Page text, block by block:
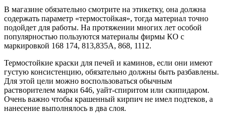
В магазине обязательно смотрите на этикетку, она должна
содержать параметр «термостойкая», тогда материал точно
подойдет для работы. На протяжении многих лет особой
популярностью пользуются материалы фирмы КО с
маркировкой 168 174, 813,835А, 868, 1112.
Термостойкие краски для печей и каминов, если они имеют
густую консистенцию, обязательно должны быть разбавлены.
Для этой цели можно воспользоваться обычным
растворителем марки 646, уайт-спиритом или скипидаром.
Очень важно чтобы крашенный кирпич не имел подтеков, а
нанесение выполнялось в два слоя.